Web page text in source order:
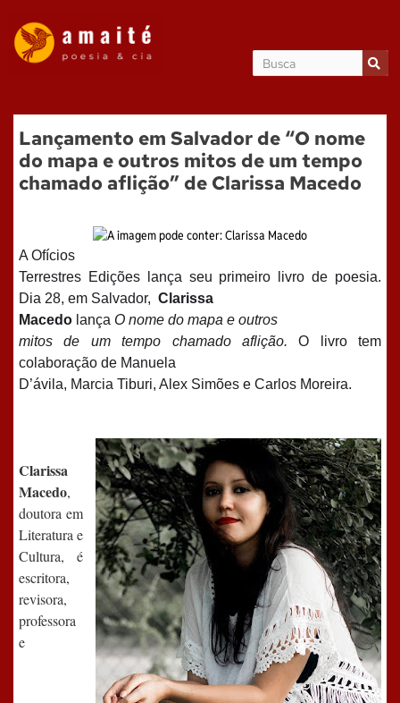
Lançamento em Salvador de “O nome
do mapa e outros mitos de um tempo
chamado aflição” de Clarissa Macedo
A Ofícios
Terrestres Edições lança seu primeiro livro de poesia.
Dia 28, em Salvador, Clarissa
Macedo lança O nome do mapa e outros
mitos de um tempo chamado aflição. O livro tem
colaboração de Manuela
D’ávila, Marcia Tiburi, Alex Simões e Carlos Moreira.
Clarissa
Macedo,
doutora em
Literatura e
Cultura, é
escritora,
revisora,
professora
e